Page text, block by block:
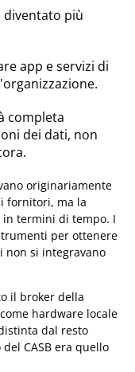
più
app e servizi di
completa
dei dati, non
originariamente
fornitori, ma la
in termini di tempo. I
per ottenere
non si integravano
il broker della
hardware locale
dal resto
CASB era quello